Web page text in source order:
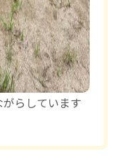
らしています